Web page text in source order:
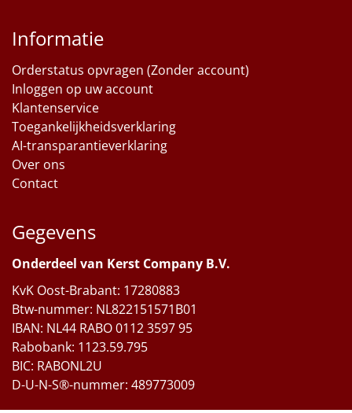
Informatie
Orderstatus opvragen (Zonder account)
Inloggen op uw account
Klantenservice
Toegankelijkheidsverklaring
AI-transparantieverklaring
Over ons
Contact
Gegevens
Onderdeel van Kerst Company B.V.
KvK Oost-Brabant: 17280883
Btw-nummer: NL822151571B01
IBAN: NL44 RABO 0112 3597 95
Rabobank: 1123.59.795
BIC: RABONL2U
D-U-N-S®-nummer: 489773009